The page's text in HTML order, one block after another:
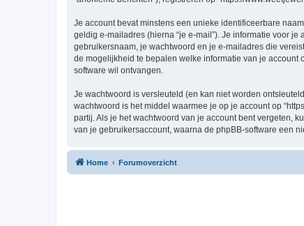
Je account bevat minstens een unieke identificeerbare
geldig e-mailadres (hierna “je e-mail”). Je informatie voor
gebruikersnaam, je wachtwoord en je e-mailadres die
de mogelijkheid te bepalen welke informatie van je
software wil ontvangen.
Je wachtwoord is versleuteld (en kan niet worden
wachtwoord is het middel waarmee je op je account op
partij. Als je het wachtwoord van je account bent vergeten,
van je gebruikersaccount, waarna de phpBB-software een
Home Forumoverzicht